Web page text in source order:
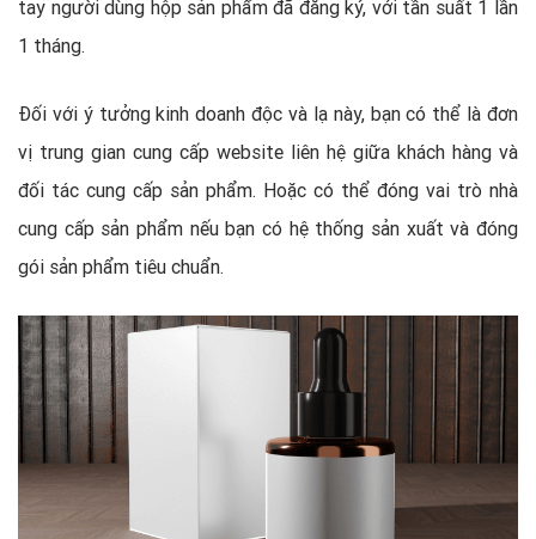
tay người dùng hộp sản phẩm đã đăng ký, với tần suất 1 lần
1 tháng.
Đối với ý tưởng kinh doanh độc và lạ này, bạn có thể là đơn
vị trung gian cung cấp website liên hệ giữa khách hàng và
đối tác cung cấp sản phẩm. Hoặc có thể đóng vai trò nhà
cung cấp sản phẩm nếu bạn có hệ thống sản xuất và đóng
gói sản phẩm tiêu chuẩn.